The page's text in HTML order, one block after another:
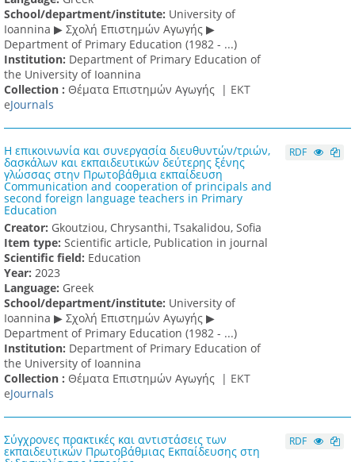
School/department/institute: University of
Ioannina ▶ Σχολή Επιστημών Αγωγής ▶
Department of Primary Education (1982 - ...)
Institution: Department of Primary Education of
the University of Ioannina
Collection : Θέματα Επιστημών Αγωγής | ΕΚΤ
eJournals
Η επικοινωνία και συνεργασία διευθυντών/τριών,
δασκάλων και εκπαιδευτικών δεύτερης ξένης
γλώσσας στην Πρωτοβάθμια εκπαίδευση
Communication and cooperation of principals and
second foreign language teachers in Primary
Education
Creator: Gkoutziou, Chrysanthi, Tsakalidou, Sofia
Item type: Scientific article, Publication in journal
Scientific field: Education
Υear: 2023
Language: Greek
School/department/institute: University of
Ioannina ▶ Σχολή Επιστημών Αγωγής ▶
Department of Primary Education (1982 - ...)
Institution: Department of Primary Education of
the University of Ioannina
Collection : Θέματα Επιστημών Αγωγής | ΕΚΤ
eJournals
RDF
Σύγχρονες πρακτικές και αντιστάσεις των
εκπαιδευτικών Πρωτοβάθμιας Εκπαίδευσης στη
RDF